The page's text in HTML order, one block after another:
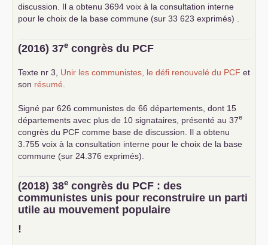
discussion. Il a obtenu 3694 voix à la consultation interne
pour le choix de la base commune (sur 33 623 exprimés) .
(2016) 37e congrès du PCF
Texte nr 3, Unir les communistes, le défi renouvelé du PCF et
son résumé
Signé par 626 communistes de 66 départements, dont 15
départements avec plus de 10 signataires, présenté au 37e
congrès du PCF comme base de discussion. Il a obtenu
3.755 voix à la consultation interne pour le choix de la base
commune (sur 24.376 exprimés).
(2018) 38e congrès du PCF : des
communistes unis pour reconstruire un parti
utile au mouvement populaire
!